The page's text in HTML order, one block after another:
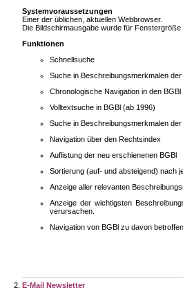
Systemvoraussetzungen
Einer der üblichen, aktuellen Webbrowser.
Die Bildschirmausgabe wurde für
Funktionen
Schnellsuche
Suche in Beschreibungsmerkmalen
Chronologische Navigation in den BGBl
Volltextsuche in BGBl (ab 1996)
Suche in Beschreibungsmerkmalen
Navigation über den Rechtsindex
Auflistung der neu erschienenen BGBl
Sortierung (auf- und absteigend) nach
Anzeige aller relevanten
Anzeige der wichtigsten
verursachen.
Navigation von BGBl zu davon
E-Mail Newsletter